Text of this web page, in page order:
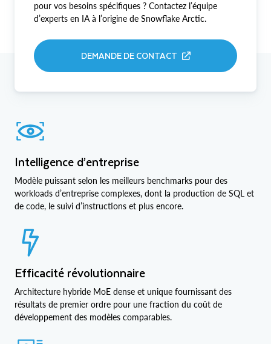
pour vos besoins spécifiques ? Contactez l’équipe
d’experts en IA à l’origine de Snowflake Arctic.
DEMANDE DE CONTACT
Intelligence d’entreprise
Modèle puissant selon les meilleurs benchmarks pour des
workloads d’entreprise complexes, dont la production de SQL et
de code, le suivi d’instructions et plus encore.
Efficacité révolutionnaire
Architecture hybride MoE dense et unique fournissant des
résultats de premier ordre pour une fraction du coût de
développement des modèles comparables.